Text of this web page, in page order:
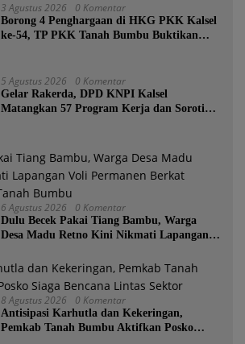
3 Agustus 2026 0 Komentar
Borong 4 Penghargaan di HKG PKK Kalsel
ke-54, TP PKK Tanah Bumbu Buktikan
5 Agustus 2026 0 Komentar
Gelar Rakerda, DPD KNPI Kalsel
Matangkan 57 Program Kerja dan Soroti
6 Agustus 2026 0 Komentar
Dulu Becek Pakai Tiang Bambu, Warga
Desa Madu Retno Kini Nikmati Lapangan
Tanah Bumbu
8 Agustus 2026 0 Komentar
Antisipasi Karhutla dan Kekeringan,
Pemkab Tanah Bumbu Aktifkan Posko